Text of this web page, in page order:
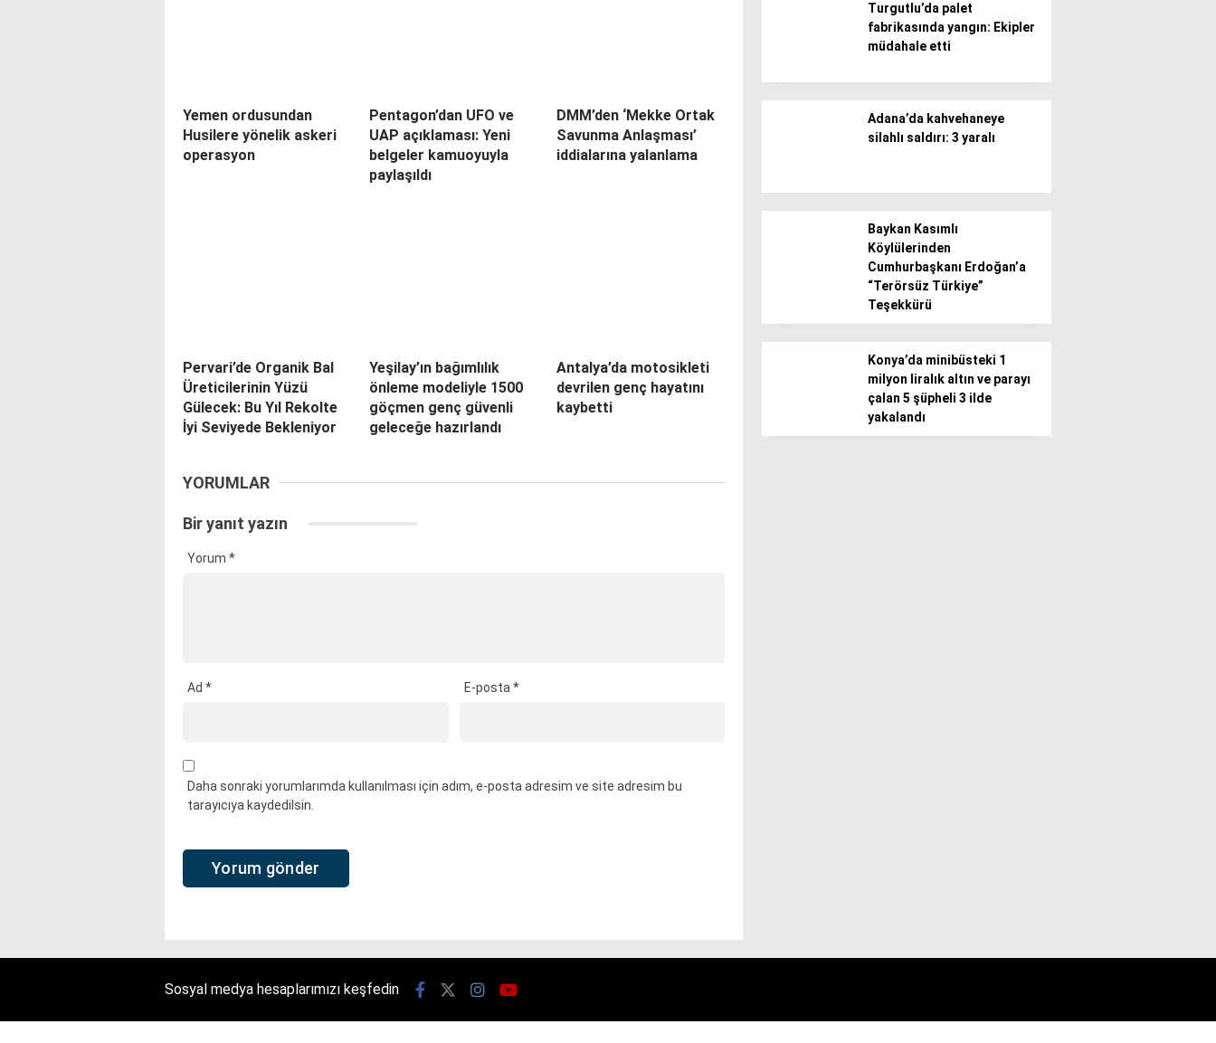
Yemen ordusundan
Husilere yönelik askeri
operasyon
Pentagon’dan UFO ve
UAP açıklaması: Yeni
belgeler kamuoyuyla
paylaşıldı
DMM’den ‘Mekke Ortak
Savunma Anlaşması’
iddialarına yalanlama
Pervari’de Organik Bal
Üreticilerinin Yüzü
Gülecek: Bu Yıl Rekolte
İyi Seviyede Bekleniyor
Yeşilay’ın bağımlılık
önleme modeliyle 1500
göçmen genç güvenli
geleceğe hazırlandı
Antalya’da motosikleti
devrilen genç hayatını
kaybetti
YORUMLAR
Bir yanıt yazın
Yorum *
Ad * E-posta *
Daha sonraki yorumlarımda kullanılması için adım, e-posta adresim ve site adresim bu
tarayıcıya kaydedilsin.
Turgutlu’da palet
fabrikasında yangın: Ekipler
müdahale etti
Adana’da kahvehaneye
silahlı saldırı: 3 yaralı
Baykan Kasımlı
Köylülerinden
Cumhurbaşkanı Erdoğan’a
“Terörsüz Türkiye”
Teşekkürü
Konya’da minibüsteki 1
milyon liralık altın ve parayı
çalan 5 şüpheli 3 ilde
yakalandı
Sosyal medya hesaplarımızı keşfedin